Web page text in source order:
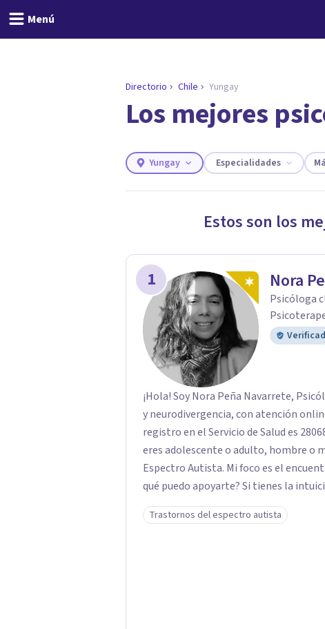
Menú
ENCONTRAR MI TERAPEUTA
¿Necesitas ayuda para
Responder cuestionario
Directorio Chile Yungay
Los mejores
Yungay Especialidades
Estos son los
1 Nora
Psicóloga
¡Hola! Soy Nora Peña Navarrete,
y neurodivergencia, con atención
registro en el Servicio de Salud es
eres adolescente o adulto, hombre o
Espectro Autista. Mi foco es el encuentro
qué puedo apoyarte? Si tienes la intuición de ser autista, realizo la Evaluación
Diagnóstica utilizando protocolos de
ADOS-2 y Diplomas UV). Te entrego
Trastornos del espectro autista